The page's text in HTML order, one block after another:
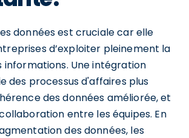
données est cruciale car elle
d’exploiter pleinement la
informations. Une intégration
des processus d'affaires plus
des données améliorée, et
entre les équipes. En
des données, les